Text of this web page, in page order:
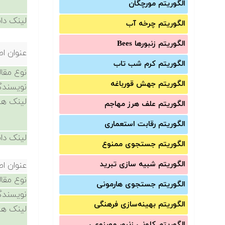
الگوریتم مورچگان
الگوریتم چرخه آب
الگوریتم زنبورها Bees
الگوریتم کرم شب تاب
الگوریتم جهش قورباغه
الگوریتم علف هرز مهاجم
الگوریتم رقابت استعماری
الگوریتم جستجوی ممنوع
الگوریتم شبیه سازی تبرید
الگوریتم جستجوی هارمونی
الگوریتم بهینه‌سازی فرهنگی
لینک
عنوان
نوع
لینک
لینک
عنوان
نوع
لینک